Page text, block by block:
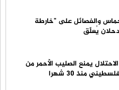
والفصائل على "خارطة
يُعلّق
يمنع الصليب الأحمر من
منذ 30 شهرا